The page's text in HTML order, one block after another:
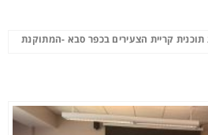
קריית הצעירים בכפר סבא -המתוקנת